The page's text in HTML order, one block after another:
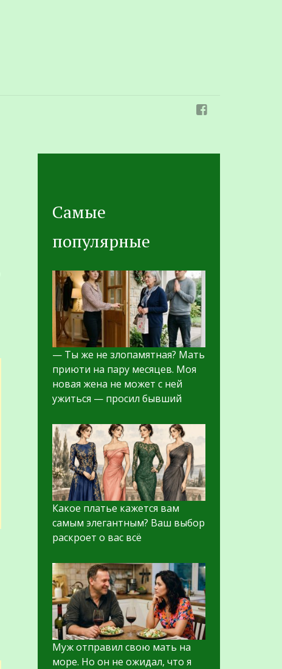
Самые
популярные
— Ты же не злопамятная? Мать
приюти на пару месяцев. Моя
новая жена не может с ней
ужиться — просил бывший
Какое платье кажется вам
самым элегантным? Ваш выбор
раскроет о вас всё
Муж отправил свою мать на
море. Но он не ожидал, что я